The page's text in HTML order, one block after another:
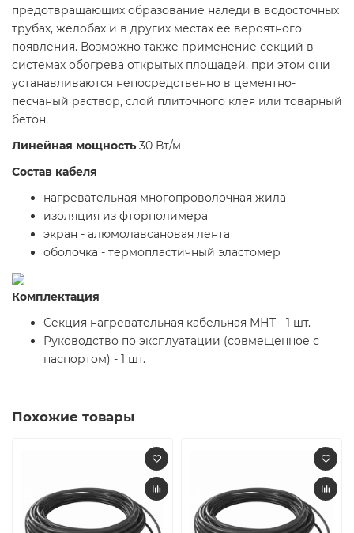
предотвращающих образование наледи в водосточных
трубах, желобах и в других местах ее вероятного
появления. Возможно также применение секций в
системах обогрева открытых площадей, при этом они
устанавливаются непосредственно в цементно-
песчаный раствор, слой плиточного клея или товарный
бетон.
Линейная мощность 30 Вт/м
Состав кабеля
нагревательная многопроволочная жила
изоляция из фторполимера
экран - алюмолавсановая лента
оболочка - термопластичный эластомер
Комплектация
Секция нагревательная кабельная МНТ - 1 шт.
Руководство по эксплуатации (совмещенное с
паспортом) - 1 шт.
Похожие товары